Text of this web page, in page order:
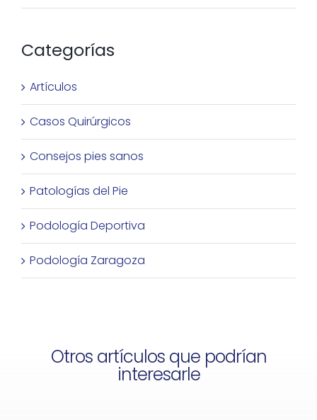
Categorías
Artículos
Casos Quirúrgicos
Consejos pies sanos
Patologías del Pie
Podología Deportiva
Podología Zaragoza
Otros artículos que podrían
interesarle